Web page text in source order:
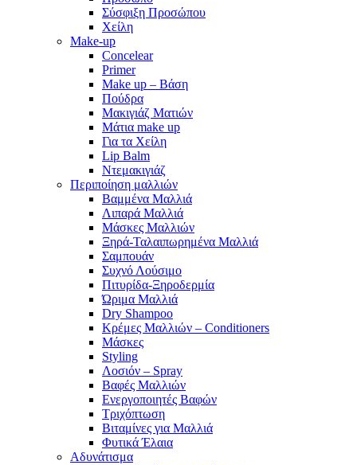
Σύσφιξη Προσώπου
Χείλη
Make-up
Concelear
Primer
Make up – Βάση
Πούδρα
Μακιγιάζ Ματιών
Μάτια make up
Για τα Χείλη
Lip Balm
Ντεμακιγιάζ
Περιποίηση μαλλιών
Βαμμένα Μαλλιά
Λιπαρά Μαλλιά
Μάσκες Μαλλιών
Ξηρά-Ταλαιπωρημένα Μαλλιά
Σαμπουάν
Συχνό Λούσιμο
Πιτυρίδα-Ξηροδερμία
Ώριμα Μαλλιά
Dry Shampoo
Κρέμες Μαλλιών – Conditioners
Μάσκες
Styling
Λοσιόν – Spray
Βαφές Μαλλιών
Ενεργοποιητές Βαφών
Τριχόπτωση
Βιταμίνες για Μαλλιά
Φυτικά Έλαια
Αδυνάτισμα